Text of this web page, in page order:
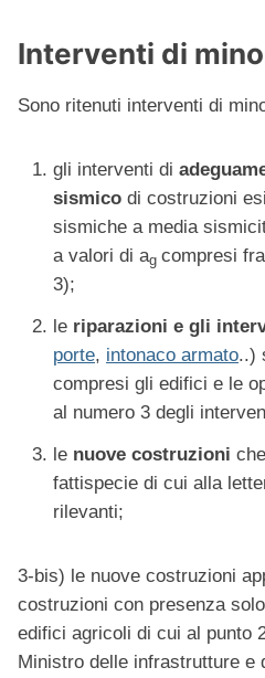
Interventi di
Sono ritenuti interventi di
gli interventi di
sismico di costruzioni
sismiche a media
a valori di ag compresi
3);
le riparazioni e gli
porte, intonaco armato..)
compresi gli edifici e le
al numero 3 degli
le nuove costruzioni
fattispecie di cui alla
rilevanti;
3-bis) le nuove costruzioni
costruzioni con presenza
edifici agricoli di cui al punto
Ministro delle infrastrutture e